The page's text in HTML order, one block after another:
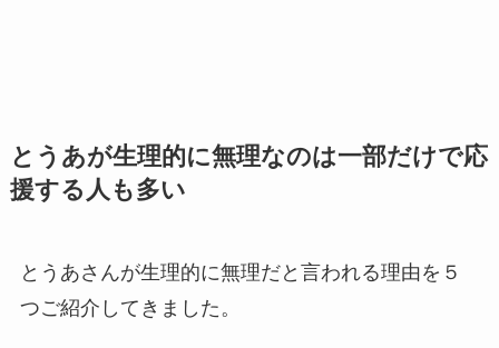
とうあが生理的に無理なのは一部だけで応
援する人も多い
とうあさんが生理的に無理だと言われる理由を５
つご紹介してきました。